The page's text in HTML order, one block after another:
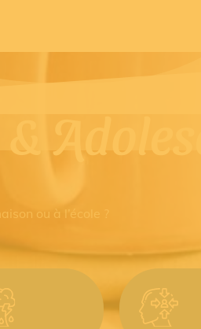
ou à l’école ?